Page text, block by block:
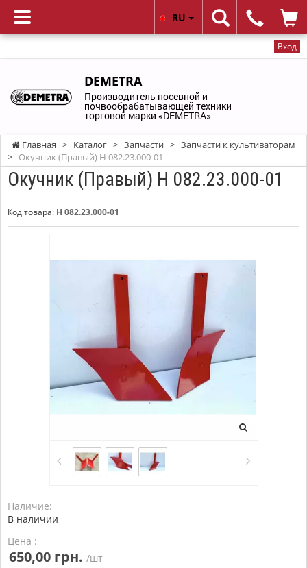
Вход
RU
DEMETRA
Производитель посевной и
почвообрабатывающей техники
торговой марки «DEMETRA»
Главная > Каталог > Запчасти > Запчасти к культиваторам
> Окучник (Правый) Н 082.23.000-01
Окучник (Правый) Н 082.23.000-01
Код товара: Н 082.23.000-01
Наличие:
В наличии
Цена :
650,00 грн. /шт